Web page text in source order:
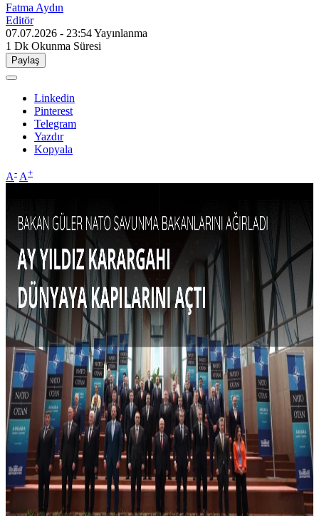
Fatma Aydın
Editör
07.07.2026 - 23:54Yayınlanma
1 Dk Okunma Süresi
Paylaş
Linkedin
Pinterest
Telegram
Yazdır
Kopyala
A- A+